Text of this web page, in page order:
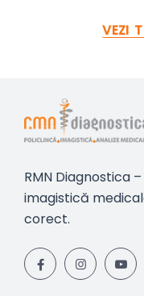
VEZI
RMN Diagnostica
imagistică
corect.